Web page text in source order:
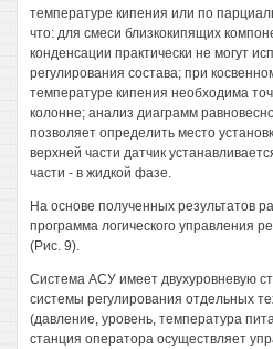
температуре кипения или по
что: для смеси близкокипящих
конденсации практически не могут
регулирования состава; при
температуре кипения необходима
колонне; анализ диаграмм
позволяет определить место
верхней части датчик
части - в жидкой фазе.
На основе полученных результатов
программа логического управления
(Рис. 9).
Система АСУ имеет двухуровневую
системы регулирования отдельных
(давление, уровень, температура
станция оператора осуществляет